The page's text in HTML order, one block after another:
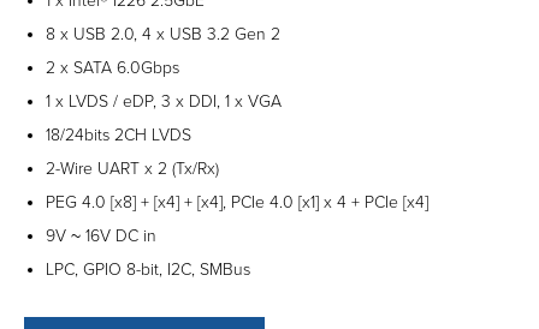
8 x USB 2.0, 4 x USB 3.2 Gen 2
2 x SATA 6.0Gbps
1 x LVDS / eDP, 3 x DDI, 1 x VGA
18/24bits 2CH LVDS
2-Wire UART x 2 (Tx/Rx)
PEG 4.0 [x8] + [x4] + [x4], PCIe 4.0 [x1] x 4 + PCIe [x4]
9V ~ 16V DC in
LPC, GPIO 8-bit, I2C, SMBus